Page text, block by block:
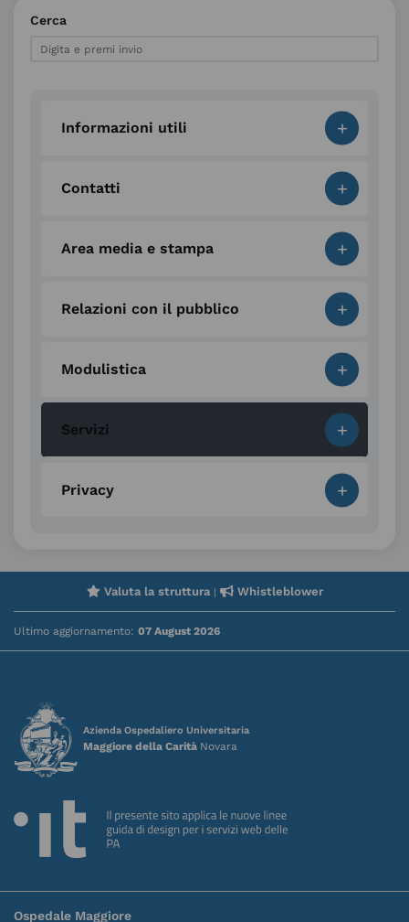
Cerca
+
Informazioni utili
+
Contatti
+
Area media e stampa
+
Relazioni con il pubblico
+
Modulistica
+
Servizi
+
Privacy
Valuta la struttura| Whistleblower
Ultimo aggiornamento: 07 August 2026
Azienda Ospedaliero Universitaria
Maggiore della Carità Novara
Ospedale Maggiore